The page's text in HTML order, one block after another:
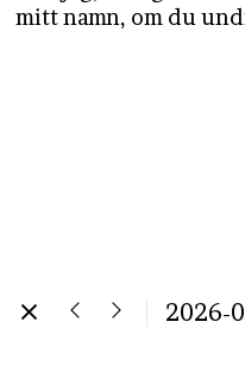
mitt namn, om du
2026-